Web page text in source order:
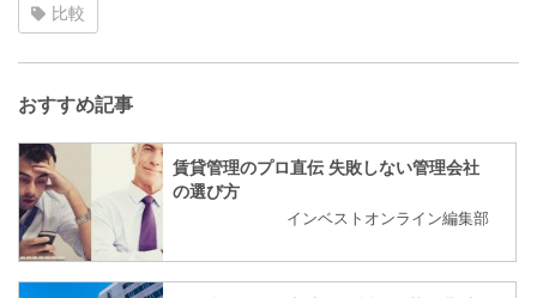
比較
おすすめ記事
賃貸管理のプロ直伝 失敗しない管理会社
の選び方
インベストオンライン編集部